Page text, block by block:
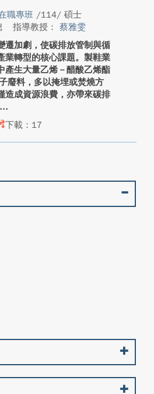
職專班 /114/ 碩士
指導教授： 蔡雅雯
遷加劇，使碳排放管制與循
業轉型的核心課題。製鞋業
產生大量乙烯－醋酸乙烯酯
廢料，多以掩埋或焚燒方
造成資源浪費，亦帶來碳排
下載：17